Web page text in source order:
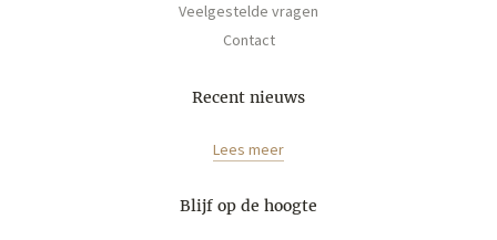
Veelgestelde vragen
Contact
Recent nieuws
Lees meer
Blijf op de hoogte